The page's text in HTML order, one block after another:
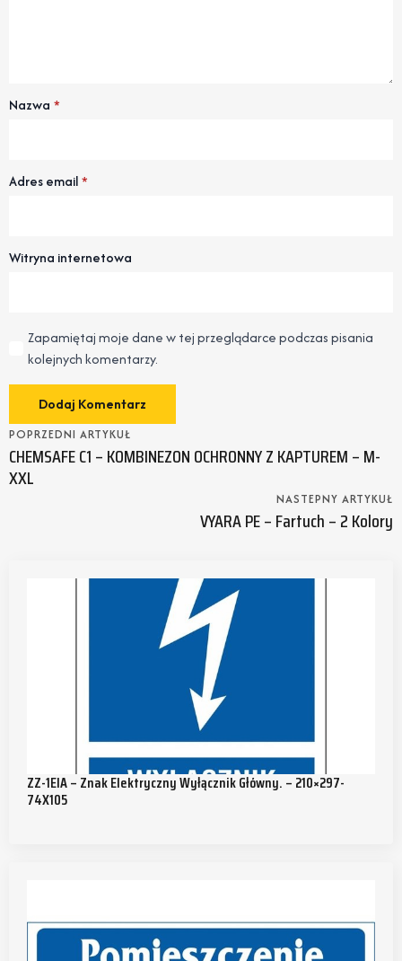
Nazwa *
Adres email*
Witryna internetowa
Zapamiętaj moje dane w tej przeglądarce podczas pisania
kolejnych komentarzy.
POPRZEDNI ARTYKUŁ
CHEMSAFE C1 – KOMBINEZON OCHRONNY Z KAPTUREM – M-
XXL
NASTEPNY ARTYKUŁ
VYARA PE – Fartuch – 2 Kolory
ZZ-1EIA – Znak Elektryczny Wyłącznik Główny. – 210×297-
74X105